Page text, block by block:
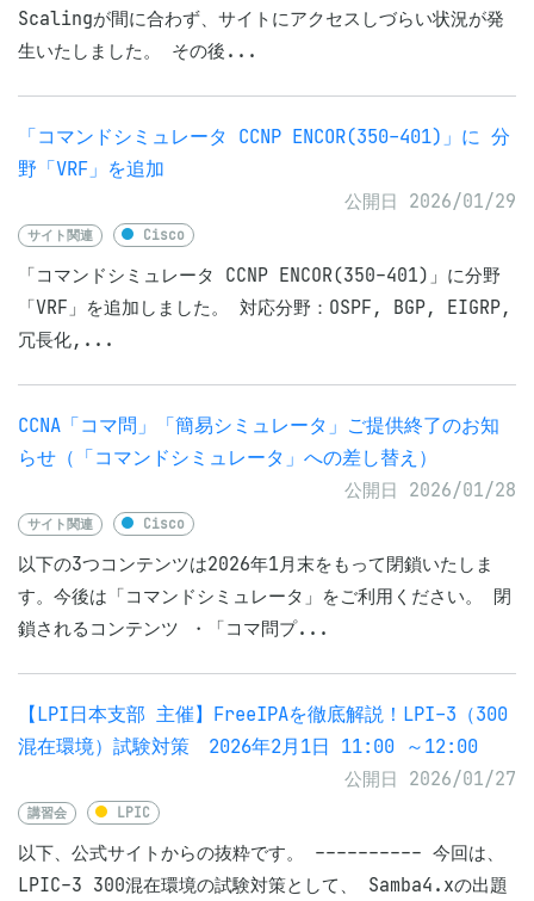
Scalingが間に合わず、サイトにアクセスしづらい状況が発
生いたしました。 その後...
「コマンドシミュレータ CCNP ENCOR(350-401)」に 分
野「VRF」を追加
公開日 2026/01/29
サイト関連 Cisco
「コマンドシミュレータ CCNP ENCOR(350-401)」に分野
「VRF」を追加しました。 対応分野：OSPF, BGP, EIGRP,
冗長化,...
CCNA「コマ問」「簡易シミュレータ」ご提供終了のお知
らせ（「コマンドシミュレータ」への差し替え）
公開日 2026/01/28
サイト関連 Cisco
以下の3つコンテンツは2026年1月末をもって閉鎖いたしま
す。今後は「コマンドシミュレータ」をご利用ください。 閉
鎖されるコンテンツ ・「コマ問プ...
【LPI日本支部 主催】FreeIPAを徹底解説！LPI-3（300
混在環境）試験対策 2026年2月1日 11:00 ～12:00
公開日 2026/01/27
講習会 LPIC
以下、公式サイトからの抜粋です。 ---------- 今回は、
LPIC-3 300混在環境の試験対策として、 Samba4.xの出題